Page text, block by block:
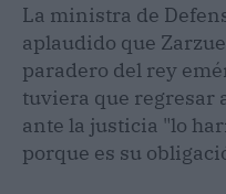
La ministra de
aplaudido que
paradero del rey
tuviera que regresar
ante la justicia "lo
porque es su